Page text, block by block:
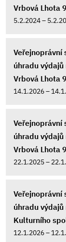
Vrbová Lhota
5.2.2024 –
Veřejnoprávní
úhradu
Vrbová Lhota
14.1.2026 –
Veřejnoprávní
úhradu
Vrbová Lhota
22.1.2025 –
Veřejnoprávní
úhradu
Kulturního
12.1.2026 –